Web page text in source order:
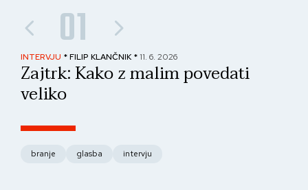
01
INTERVJU * FILIP KLANČNIK * 11. 6. 2026
Zajtrk: Kako z malim povedati
veliko
branje glasba intervju